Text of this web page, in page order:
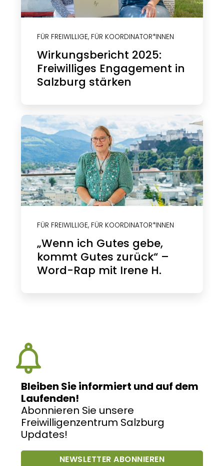
FÜR FREIWILLIGE, FÜR KOORDINATOR*INNEN
Wirkungsbericht 2025:
Freiwilliges Engagement in
Salzburg stärken
FÜR FREIWILLIGE, FÜR KOORDINATOR*INNEN
„Wenn ich Gutes gebe,
kommt Gutes zurück“ –
Word-Rap mit Irene H.
Bleiben Sie informiert und auf dem
Laufenden!
Abonnieren Sie unsere
Freiwilligenzentrum Salzburg
Updates!
NEWSLETTER ABONNIEREN